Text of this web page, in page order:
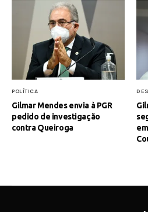
POLÍTICA
Gilmar Mendes envia à PGR
pedido de investigação
contra Queiroga